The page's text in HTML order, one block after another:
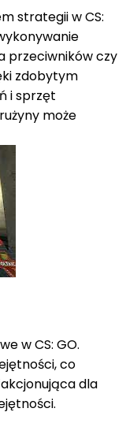
strategii w CS:
przeciwników czy
zdobytym
i sprzęt
może
w CS: GO.
co
dla